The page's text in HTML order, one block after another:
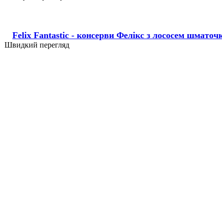
Felix Fantastic - консерви Фелікс з лососем
Швидкий перегляд